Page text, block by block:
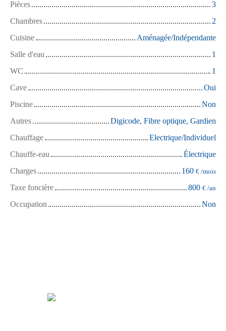
Pièces
3
Chambres
2
Cuisine
Aménagée/Indépendante
Salle d'eau
1
WC
1
Cave
Oui
Piscine
Non
Autres
Digicode, Fibre optique, Gardien
Chauffage
Electrique/Individuel
Chauffe-eau
Électrique
Charges
160 € /mois
Taxe foncière 800 € /an
Occupation Non